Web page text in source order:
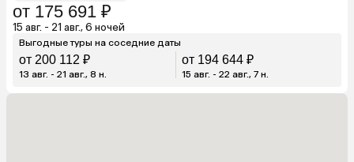
от 175 691 ₽
15 авг. - 21 авг., 6 ночей
Выгодные туры на соседние даты
от 200 112 ₽
13 авг. - 21 авг., 8 н.
от 194 644 ₽
15 авг. - 22 авг., 7 н.